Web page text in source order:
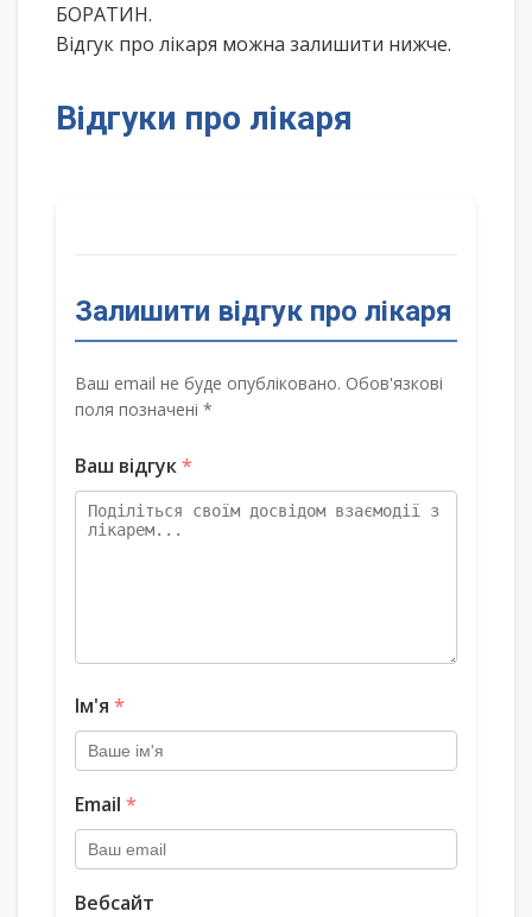
БОРАТИН.
Відгук про лікаря можна залишити нижче.
Відгуки про лікаря
Залишити відгук про лікаря
Ваш email не буде опубліковано. Обов'язкові
поля позначені *
Ваш відгук*
Ім'я *
Email *
Вебсайт